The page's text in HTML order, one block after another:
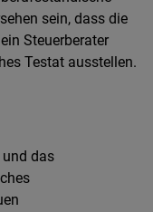
sein, dass die
Steuerberater
Testat ausstellen.
das